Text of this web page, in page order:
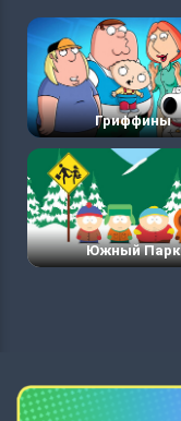
Гриффины
Южный Парк